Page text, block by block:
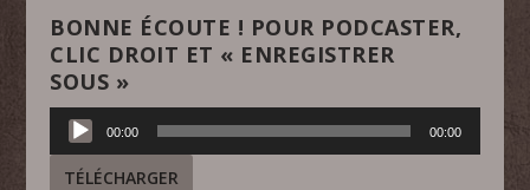
BONNE ÉCOUTE ! POUR PODCASTER,
CLIC DROIT ET « ENREGISTRER
SOUS »
Lecteur
audio
00:00 00:00
TÉLÉCHARGER